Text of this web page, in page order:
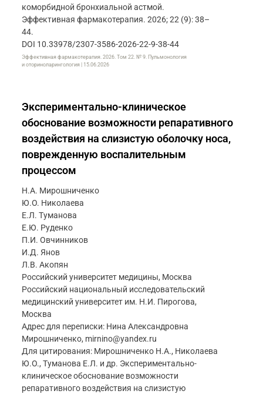
коморбидной бронхиальной астмой.
Эффективная фармакотерапия. 2026; 22 (9): 38–
44.
DOI 10.33978/2307-3586-2026-22-9-38-44
Эффективная фармакотерапия. 2026. Том 22. № 9. Пульмонология
и оториноларингология | 15.06.2026
Экспериментально-клиническое
обоснование возможности репаративного
воздействия на слизистую оболочку носа,
поврежденную воспалительным
процессом
Н.А. Мирошниченко
Ю.О. Николаева
Е.Л. Туманова
Е.Ю. Руденко
П.И. Овчинников
И.Д. Янов
Л.В. Акопян
Российский университет медицины, Москва
Российский национальный исследовательский
медицинский университет им. Н.И. Пирогова,
Москва
Адрес для переписки: Нина Александровна
Мирошниченко, mirnino@yandex.ru
Для цитирования: Мирошниченко Н.А., Николаева
Ю.О., Туманова Е.Л. и др. Экспериментально-
клиническое обоснование возможности
репаративного воздействия на слизистую